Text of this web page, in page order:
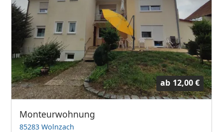
ab 12,00 €
Monteurwohnung
85283 Wolnzach